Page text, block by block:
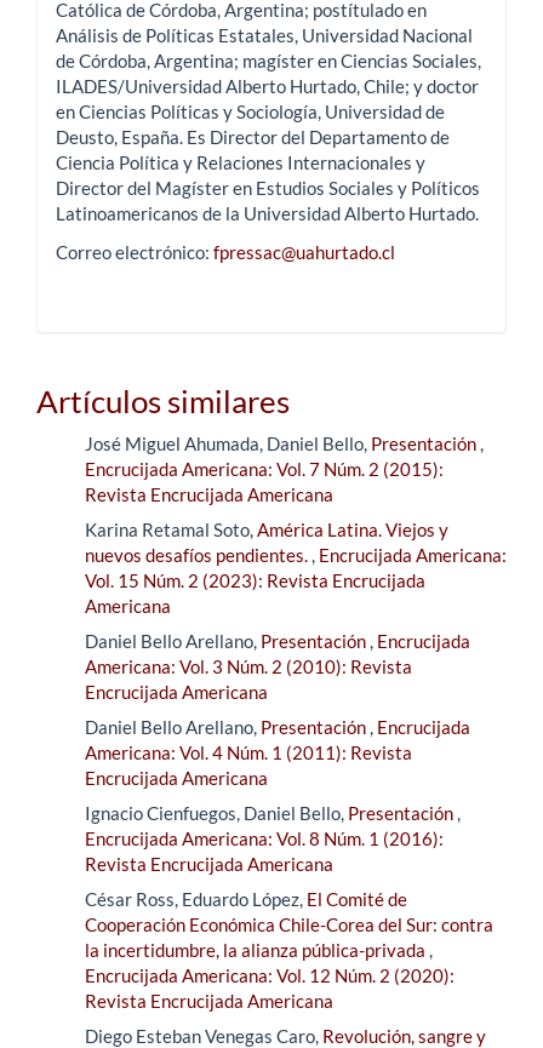
Católica de Córdoba, Argentina; postítulado en
Análisis de Políticas Estatales, Universidad Nacional
de Córdoba, Argentina; magíster en Ciencias Sociales,
ILADES/Universidad Alberto Hurtado, Chile; y doctor
en Ciencias Políticas y Sociología, Universidad de
Deusto, España. Es Director del Departamento de
Ciencia Política y Relaciones Internacionales y
Director del Magíster en Estudios Sociales y Políticos
Latinoamericanos de la Universidad Alberto Hurtado.
Correo electrónico: fpressac@uahurtado.cl
Artículos similares
José Miguel Ahumada, Daniel Bello, Presentación,
Encrucijada Americana: Vol. 7 Núm. 2 (2015):
Revista Encrucijada Americana
Karina Retamal Soto,América Latina. Viejos y
nuevos desafíos pendientes., Encrucijada Americana:
Vol. 15 Núm. 2 (2023): Revista Encrucijada
Americana
Daniel Bello Arellano, Presentación, Encrucijada
Americana: Vol. 3 Núm. 2 (2010): Revista
Encrucijada Americana
Daniel Bello Arellano, Presentación, Encrucijada
Americana: Vol. 4 Núm. 1 (2011): Revista
Encrucijada Americana
Ignacio Cienfuegos, Daniel Bello, Presentación,
Encrucijada Americana: Vol. 8 Núm. 1 (2016):
Revista Encrucijada Americana
César Ross, Eduardo López, El Comité de
Cooperación Económica Chile-Corea del Sur: contra
la incertidumbre, la alianza pública-privada ,
Encrucijada Americana: Vol. 12 Núm. 2 (2020):
Revista Encrucijada Americana
Diego Esteban Venegas Caro, Revolución, sangre y